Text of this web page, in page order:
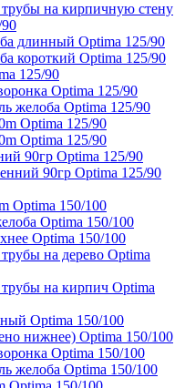
на кирпичную стену
длинный Optima 125/90
короткий Optima 125/90
125/90
Optima 125/90
желоба Optima 125/90
Optima 125/90
Optima 125/90
90гр Optima 125/90
90гр Optima 125/90
Optima 150/100
Optima 150/100
Optima 150/100
на дерево Optima
на кирпич Optima
Optima 150/100
нижнее) Optima 150/100
Optima 150/100
желоба Optima 150/100